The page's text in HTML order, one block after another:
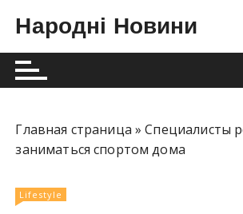
р
й
Народні Новини
Главная страница »Специалисты
заниматься спортом дома
Lifestyle